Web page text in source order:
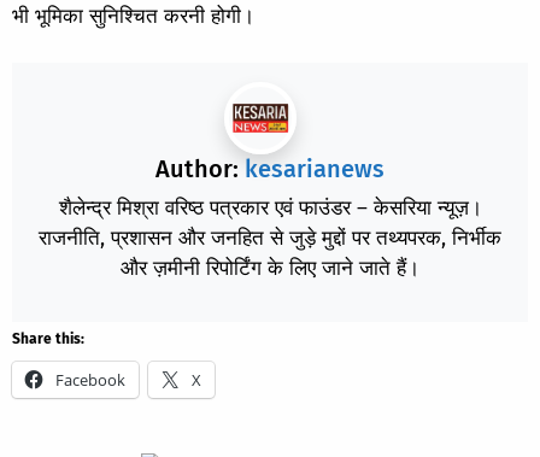
भी भूमिका सुनिश्चित करनी होगी।
Author: kesarianews
शैलेन्द्र मिश्रा वरिष्ठ पत्रकार एवं फाउंडर – केसरिया न्यूज़।
राजनीति, प्रशासन और जनहित से जुड़े मुद्दों पर तथ्यपरक, निर्भीक
और ज़मीनी रिपोर्टिंग के लिए जाने जाते हैं।
Share this:
Facebook X